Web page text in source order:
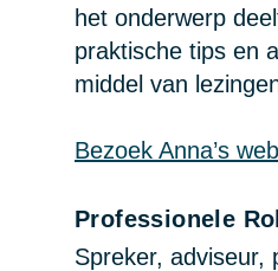
het onderwerp
praktische tips en
middel van
Bezoek Anna’s
Professionele
Spreker, adviseur,